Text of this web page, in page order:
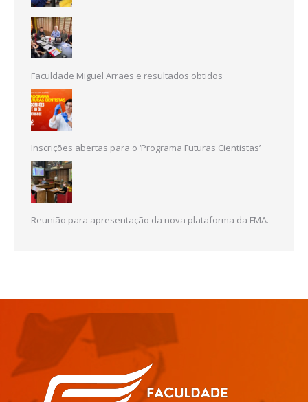
Faculdade Miguel Arraes e resultados obtidos
Inscrições abertas para o ‘Programa Futuras Cientistas’
Reunião para apresentação da nova plataforma da FMA.